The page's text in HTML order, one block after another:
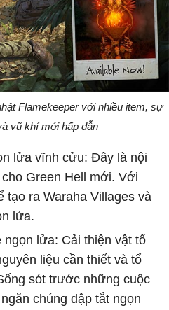
Flamekeeper với nhiều item, sự
vũ khí mới hấp dẫn
lửa vĩnh cửu: Đây là nội
Green Hell mới. Với
tạo ra Waraha Villages và
lửa.
lửa: Cải thiện vật tổ
liệu cần thiết và tổ
sót trước những cuộc
chúng dập tắt ngọn